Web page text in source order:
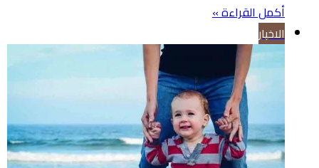
أكمل القراءة »
الاخبار